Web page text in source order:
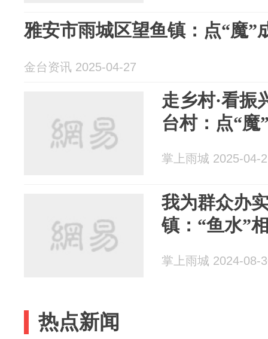
雅安市雨城区望鱼镇：点“魔”
金台资讯 2025-04-27
走乡村·看振
台村：点“魔
掌上雨城 2025-04-
我为群众办
镇：“鱼水”
掌上雨城 2024-08-
热点新闻